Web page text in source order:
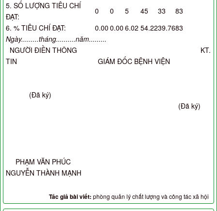
5. SỐ LƯỢNG TIÊU CHÍ
ĐẠT:
0 0 5 45 33
83
6. % TIÊU CHÍ ĐẠT:
0.00 0.00 6.02 54.2239.7683
Ngày.........tháng..........năm.........
NGƯỜI ĐIỀN THÔNG
TIN
KT.
GIÁM ĐỐC BỆNH VIỆN
(Đã ký)
(Đã ký)
PHẠM VĂN PHÚC
NGUYỄN THÀNH MẠNH
Tác giả bài viết: phòng quản lý chất lượng và công tác xã hội